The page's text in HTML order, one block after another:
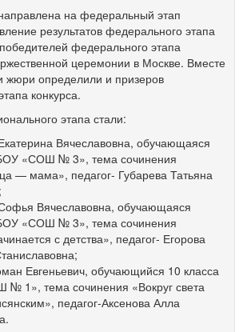
на федеральный этап
результатов федерального этапа
федерального этапа
церемонии в Москве. Вместе
жюри определили и призеров
конкурса.
этапа стали:
Вячеславовна, обучающаяся
«СОШ № 3», тема сочинения
— мама», педагог- Губарева Татьяна
Вячеславовна, обучающаяся
«СОШ № 3», тема сочинения
с детства», педагог- Егорова
Евгеньевич, обучающийся 10 класса
1», тема сочинения «Вокруг света
педагог-Аксенова Алла